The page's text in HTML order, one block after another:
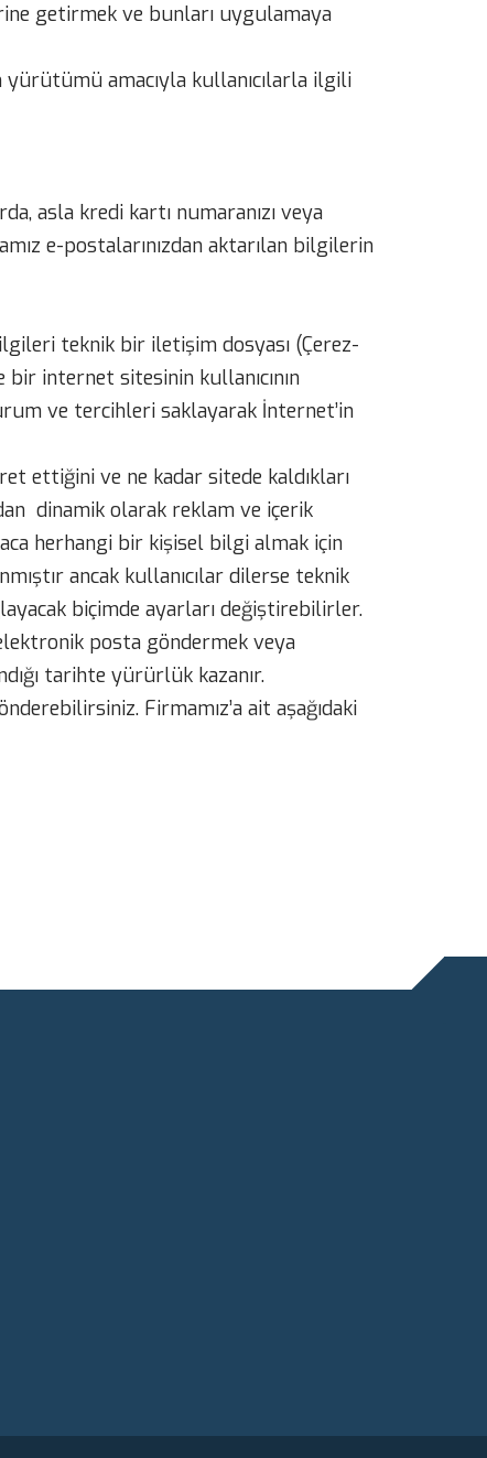
getirmek ve bunları uygulamaya
amacıyla kullanıcılarla ilgili
asla kredi kartı numaranızı veya
e-postalarınızdan aktarılan bilgilerin
teknik bir iletişim dosyası (Çerez-
internet sitesinin kullanıcının
ve tercihleri saklayarak İnternet’in
ettiğini ve ne kadar sitede kaldıkları
dinamik olarak reklam ve içerik
herhangi bir kişisel bilgi almak için
ancak kullanıcılar dilerse teknik
biçimde ayarları değiştirebilirler.
posta göndermek veya
tarihte yürürlük kazanır.
Firmamız’a ait aşağıdaki